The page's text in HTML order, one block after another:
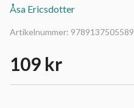
Åsa Ericsdotter
Artikelnummer: 9789137505589
109 kr